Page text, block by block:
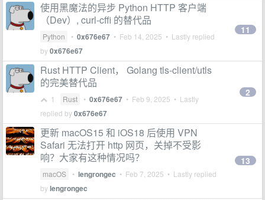
使用黑魔法的异步 Python HTTP 客户端
（Dev）, curl-cffi 的替代品
Python • 0x676e67 • Feb 14, 2025 • Lastly replied
by0x676e67
11
Rust HTTP Client， Golang tls-client/utls
的完美替代品
1 Rust • 0x676e67 • Feb 9, 2025 • Lastly
replied by0x676e67
2
更新 macOS15 和 iOS18 后使用 VPN
Safari 无法打开 http 网页，关掉不受影
响？大家有这种情况吗？
macOS • lengrongec • Feb 7, 2025 • Lastly replied
bylengrongec
13